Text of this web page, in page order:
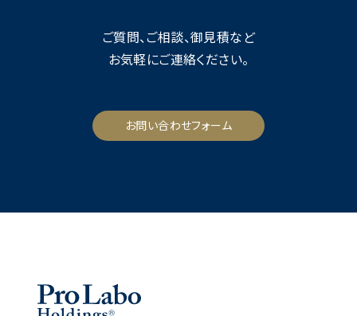
ご質問、ご相談、御見積など
お気軽にご連絡ください。
お問い合わせフォーム